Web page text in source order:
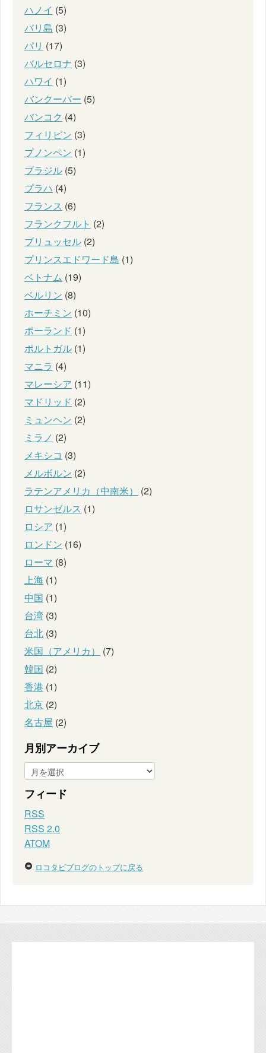
ハノイ (5)
バリ島 (3)
パリ (17)
バルセロナ (3)
ハワイ (1)
バンクーバー (5)
バンコク (4)
フィリピン (3)
プノンペン (1)
ブラジル (5)
プラハ (4)
フランス (6)
フランクフルト (2)
ブリュッセル (2)
プリンスエドワード島 (1)
ベトナム (19)
ベルリン (8)
ホーチミン (10)
ポーランド (1)
ポルトガル (1)
マニラ (4)
マレーシア (11)
マドリッド (2)
ミュンヘン (2)
ミラノ (2)
メキシコ (3)
メルボルン (2)
ラテンアメリカ（中南米）
(2)
ロサンゼルス (1)
ロシア (1)
ロンドン (16)
ローマ (8)
上海 (1)
中国 (1)
台湾 (3)
台北 (3)
米国（アメリカ）
(7)
韓国 (2)
香港 (1)
北京 (2)
名古屋 (2)
月別アーカイブ
フィード
RSS
RSS 2.0
ATOM
ロコタビブログのトップに戻る